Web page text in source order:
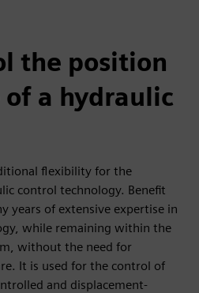
the position
a hydraulic
flexibility for the
control technology. Benefit
years of extensive expertise in
while remaining within the
without the need for
It is used for the control of
and displacement-